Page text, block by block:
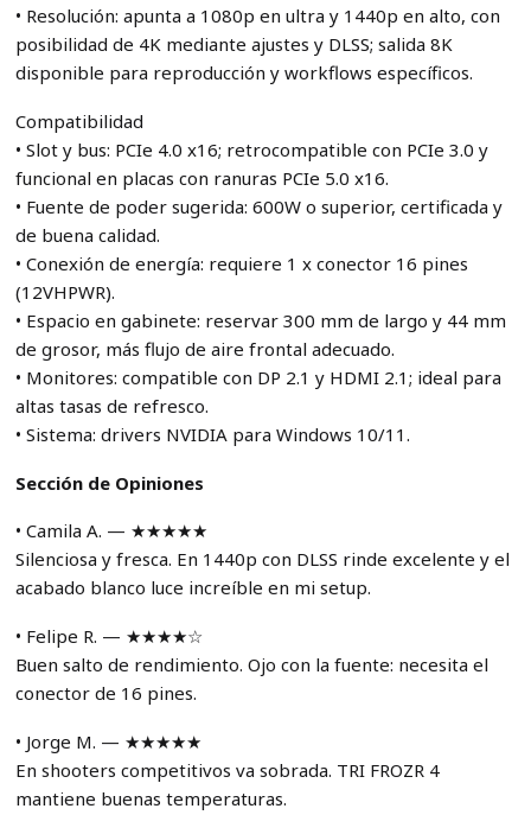
• Resolución: apunta a 1080p en ultra y 1440p en alto, con
posibilidad de 4K mediante ajustes y DLSS; salida 8K
disponible para reproducción y workflows específicos.
Compatibilidad
• Slot y bus: PCIe 4.0 x16; retrocompatible con PCIe 3.0 y
funcional en placas con ranuras PCIe 5.0 x16.
• Fuente de poder sugerida: 600W o superior, certificada y
de buena calidad.
• Conexión de energía: requiere 1 x conector 16 pines
(12VHPWR).
• Espacio en gabinete: reservar 300 mm de largo y 44 mm
de grosor, más flujo de aire frontal adecuado.
• Monitores: compatible con DP 2.1 y HDMI 2.1; ideal para
altas tasas de refresco.
• Sistema: drivers NVIDIA para Windows 10/11.
Sección de Opiniones
• Camila A. — ★★★★★
Silenciosa y fresca. En 1440p con DLSS rinde excelente y el
acabado blanco luce increíble en mi setup.
• Felipe R. — ★★★★☆
Buen salto de rendimiento. Ojo con la fuente: necesita el
conector de 16 pines.
• Jorge M. — ★★★★★
En shooters competitivos va sobrada. TRI FROZR 4
mantiene buenas temperaturas.